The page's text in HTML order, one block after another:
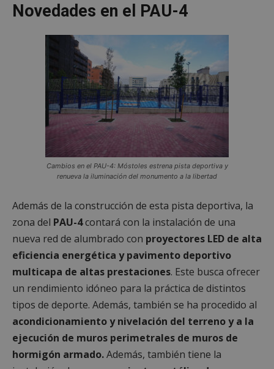
Novedades en el PAU-4
Cambios en el PAU-4: Móstoles estrena pista deportiva y
renueva la iluminación del monumento a la libertad
Además de la construcción de esta pista deportiva, la
zona del PAU-4contará con la instalación de una
nueva red de alumbrado con proyectores LED de alta
eficiencia energética y pavimento deportivo
multicapa de altas prestaciones. Este busca ofrecer
un rendimiento idóneo para la práctica de distintos
tipos de deporte. Además, también se ha procedido al
acondicionamiento y nivelación del terreno y a la
ejecución de muros perimetrales de muros de
hormigón armado.Además, también tiene la